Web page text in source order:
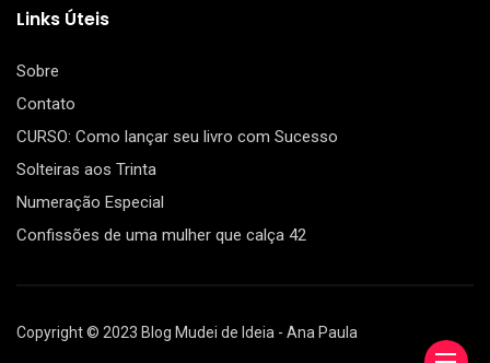
Links Úteis
Sobre
Contato
CURSO: Como lançar seu livro com Sucesso
Solteiras aos Trinta
Numeração Especial
Confissões de uma mulher que calça 42
Copyright © 2023 Blog Mudei de Ideia - Ana Paula